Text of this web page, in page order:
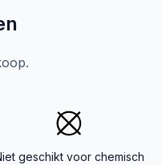
geschikt voor chemisch